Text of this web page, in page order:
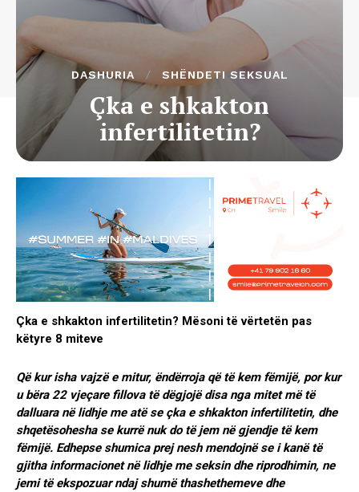
DASHURIA SHËNDETI SEKSUAL
Çka e shkakton
infertilitetin?
Çka e shkakton infertilitetin? Mësoni të vërtetën pas
këtyre 8 miteve
Që kur isha vajzë e mitur, ëndërroja që të kem fëmijë, por kur
u bëra 22 vjeçare fillova të dëgjojë disa nga mitet më të
dalluara në lidhje me atë se çka e shkakton infertilitetin, dhe
shqetësohesha se kurrë nuk do të jem në gjendje të kem
fëmijë. Edhepse shumica prej nesh mendojnë se i kanë të
gjitha informacionet në lidhje me seksin dhe riprodhimin, ne
jemi të ekspozuar ndaj shumë thashethemeve dhe